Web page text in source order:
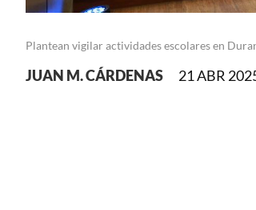
Plantean vigilar actividades escolares en
JUAN M. CÁRDENAS 21 ABR